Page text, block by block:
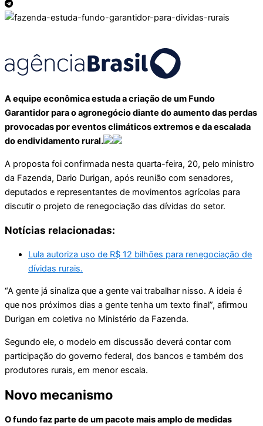
A equipe econômica estuda a criação de um Fundo
Garantidor para o agronegócio diante do aumento das perdas
provocadas por eventos climáticos extremos e da escalada
do endividamento rural.
A proposta foi confirmada nesta quarta-feira, 20, pelo ministro
da Fazenda, Dario Durigan, após reunião com senadores,
deputados e representantes de movimentos agrícolas para
discutir o projeto de renegociação das dívidas do setor.
Notícias relacionadas:
Lula autoriza uso de R$ 12 bilhões para renegociação de
dívidas rurais.
“A gente já sinaliza que a gente vai trabalhar nisso. A ideia é
que nos próximos dias a gente tenha um texto final”, afirmou
Durigan em coletiva no Ministério da Fazenda.
Segundo ele, o modelo em discussão deverá contar com
participação do governo federal, dos bancos e também dos
produtores rurais, em menor escala.
Novo mecanismo
O fundo faz parte de um pacote mais amplo de medidas